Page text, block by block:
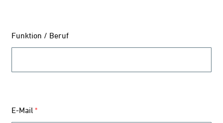
Funktion / Beruf
E-Mail*